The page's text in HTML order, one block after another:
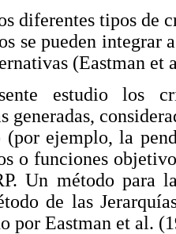
diferentes tipos de
se pueden integrar
(Eastman
estudio los
generadas,
(por ejemplo, la
o funciones
Un método para
de las
por Eastman et al.